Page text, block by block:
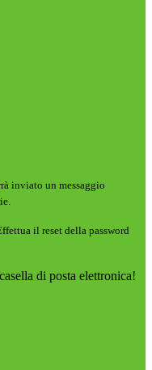
inviato un messaggio
il reset della password
di posta elettronica!